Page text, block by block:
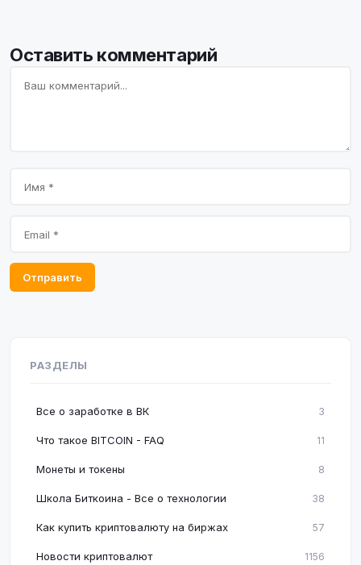
Оставить комментарий
Отправить
РАЗДЕЛЫ
Все о заработке в ВК 3
Что такое BITCOIN - FAQ 11
Монеты и токены 8
Школа Биткоина - Все о технологии 38
Как купить криптовалюту на биржах 57
Новости криптовалют 1156